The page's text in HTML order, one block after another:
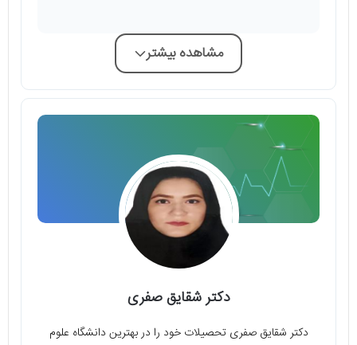
مشاهده بیشتر
دکتر شقایق صفری
دکتر شقایق صفری تحصیلات خود را در بهترین دانشگاه علوم